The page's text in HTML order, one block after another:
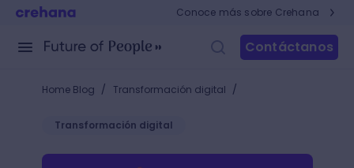
Conoce más sobre Crehana
Contáctanos
Home Blog / Transformación digital /
Transformación digital
¿Cómo hacer un GIF para Instagram en simples